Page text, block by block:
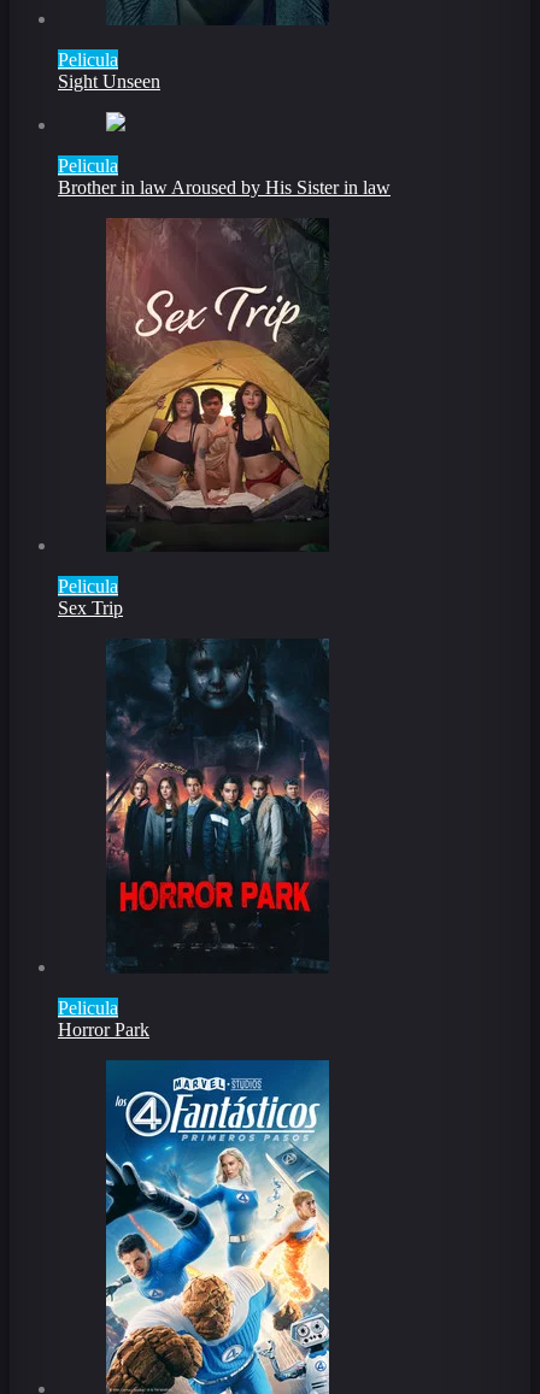
Pelicula
Sight Unseen
Pelicula
Brother in law Aroused by His Sister in law
Pelicula
Sex Trip
Pelicula
Horror Park